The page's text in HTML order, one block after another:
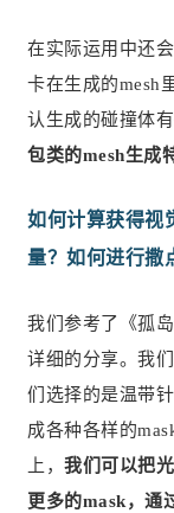
在实际运用中还
卡在生成的mesh
认生成的碰撞体
包类的mesh生成
如何计算获得视
量？如何进行撒
我们参考了《孤
详细的分享。我
们选择的是温带
成各种各样的
上， 我们可以把
更多的mask，通